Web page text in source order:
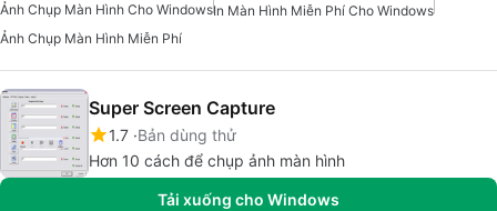
Ảnh Chụp Màn Hình Cho WindowsIn Màn Hình Miễn Phí Cho Windows
Ảnh Chụp Màn Hình Miễn Phí
Super Screen Capture
1.7 Bản dùng thử
Hơn 10 cách để chụp ảnh màn hình
Tải xuống cho Windows